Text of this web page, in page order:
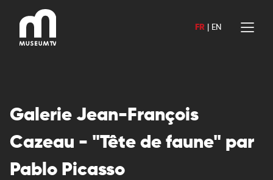
contenu
FR EN
Galerie Jean-François
Cazeau - "Tête de faune" par
Pablo Picasso